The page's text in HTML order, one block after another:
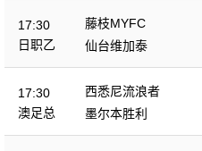
17:30
日职乙
藤枝MYFC
仙台维加泰
17:30
澳足总
西悉尼流浪者
墨尔本胜利